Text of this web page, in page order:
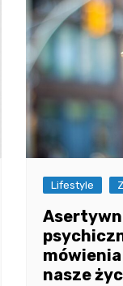
Lifestyle
nasze